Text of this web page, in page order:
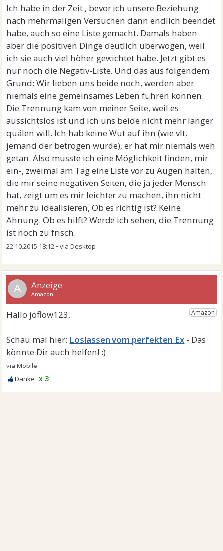
Ich habe in der Zeit , bevor ich unsere Beziehung
nach mehrmaligen Versuchen dann endlich beendet
habe, auch so eine Liste gemacht. Damals haben
aber die positiven Dinge deutlich überwogen, weil
ich sie auch viel höher gewichtet habe. Jetzt gibt es
nur noch die Negativ-Liste. Und das aus folgendem
Grund: Wir lieben uns beide noch, werden aber
niemals eine gemeinsames Leben führen können.
Die Trennung kam von meiner Seite, weil es
aussichtslos ist und ich uns beide nicht mehr länger
quälen will. Ich hab keine Wut auf ihn (wie vlt.
jemand der betrogen wurde), er hat mir niemals weh
getan. Also musste ich eine Möglichkeit finden, mir
ein-, zweimal am Tag eine Liste vor zu Augen halten,
die mir seine negativen Seiten, die ja jeder Mensch
hat, zeigt um es mir leichter zu machen, ihn nicht
mehr zu idealisieren, Ob es richtig ist? Keine
Ahnung. Ob es hilft? Werde ich sehen, die Trennung
ist noch zu frisch.
22.10.2015 18:12 •
A
Loslassen vom perfekten Ex
x 3